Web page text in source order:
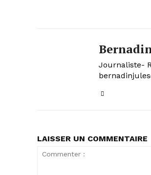
Journaliste-
LAISSER UN COMMENTAIRE